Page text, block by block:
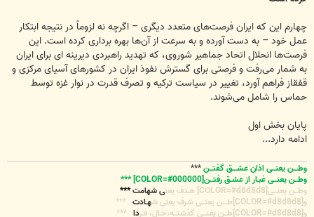
چهارم این که ایران فرصت‌های متعدد دیگری – اگرچه نه لزوماً در نتیجه ابتکار
عمل خود – به دست آورده و به سرعت از آن‌ها بهره برداری کرده است. این
فرصت‌ها انحلال اتحاد جماهیر شوروی، که تهدید راهبردی دیرینه ای برای ایران
به شمار می‌رفت و فرصتی برای گسترش نفوذ ایران در کشورهای آسیای مرکزی و
قفقاز فراهم آورد، تغییر در سیاست ترکیه و تصرف قدرت در نوار غزه توسط
حماس را شامل می‌شوند.
پایان بخش اول
ادامه دارد...
وطـــن یعنــی اذان عشـــق گفتــن***
وطــن یعنــی غبـار از عشـق رفتــن[COLOR=#000000] ***
وطــن یعنــی[COLOR=#d8d8d8] هـدف یعن
ی شهامت***
و[COLOR=#d8d8d8]طـــن یعنــی شرف یعنی ش
هـادت ***
و[COLOR=#d8d8d8]طــن یعنــی گذشتــه،حـال، فـر
دا ***